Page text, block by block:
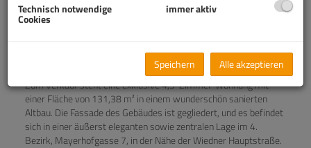
Beschreibung
1. Wohnen im 4. Bezirk Mayerhofgasse 7
Zum Verkauf steht eine exklusive 4,5-Zimmer-Wohnung mit
einer Fläche von 131,38 m² in einem wunderschön sanierten
Altbau. Die Fassade des Gebäudes ist gegliedert, und es befindet
sich in einer äußerst eleganten sowie zentralen Lage im 4.
Bezirk, Mayerhofgasse 7, in der Nähe der Wiedner Hauptstraße.
Technisch notwendige
Cookies
immer aktiv
Speichern Alle akzeptieren